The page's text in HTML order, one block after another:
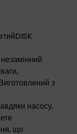
Виготовлений з
насосу,
що